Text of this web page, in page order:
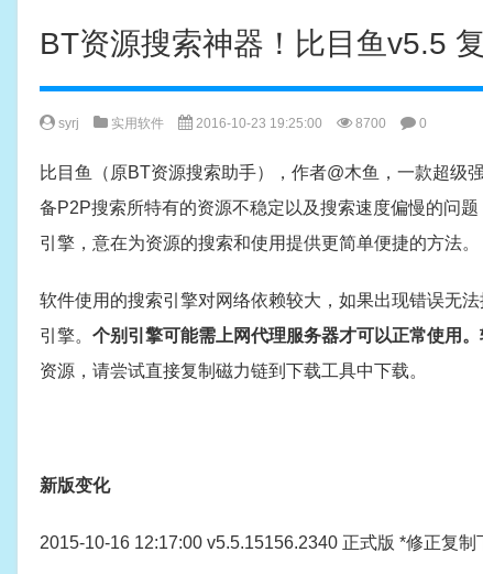
BT资源搜索神器！比目鱼v5.5
syrj 实用软件 2016-10-23 19:25:00 8700 0
比目鱼（原BT资源搜索助手），作者@木鱼，一款超级
备P2P搜索所特有的资源不稳定以及搜索速度偏慢的问
引擎，意在为资源的搜索和使用提供更简单便捷的方法。
软件使用的搜索引擎对网络依赖较大，如果出现错误无
引擎。 个别引擎可能需上网代理服务器才可以正常使用
资源，请尝试直接复制磁力链到下载工具中下载。
新版变化
2015-10-16 12:17:00 v5.5.15156.2340 正式版 *修正复